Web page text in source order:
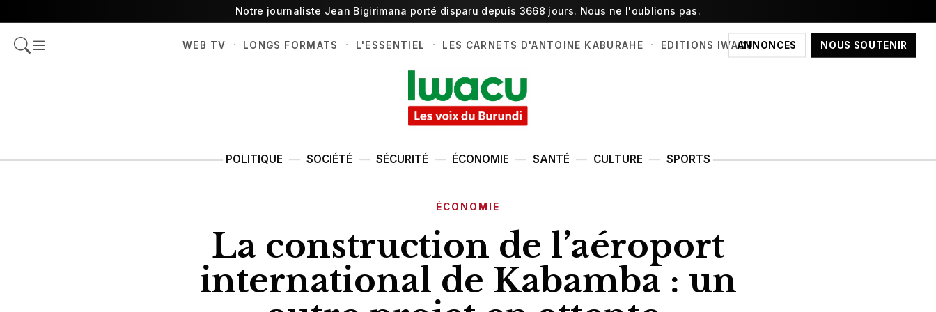
Notre journaliste Jean Bigirimana porté disparu depuis 3668 jours. Nous ne l'oublions pas.
ANNONCES NOUS SOUTENIR
WEB TV · LONGS FORMATS · L'ESSENTIEL · LES CARNETS D'ANTOINE KABURAHE · EDITIONS IWACU
POLITIQUE SOCIÉTÉ SÉCURITÉ ÉCONOMIE SANTÉ CULTURE SPORTS
ÉCONOMIE
La construction de l’aéroport
international de Kabamba : un